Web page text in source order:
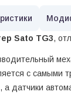
Sato TG3,
с самыми
датчики